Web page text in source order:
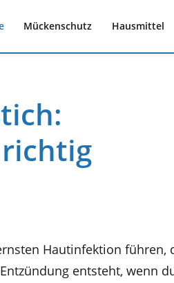
Mückenschutz Hausmittel
Hautinfektion führen,
entsteht, wenn